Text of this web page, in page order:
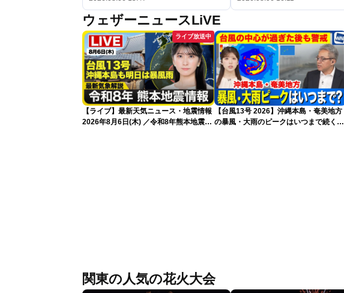
ウェザーニュースLiVE
ライブ放送中
【ライブ】最新天気ニュース・地震情報
2026年8月6日(木) ／令和8年熊本地震情
【台風13号 2026】沖縄本島・奄美地方
の暴風・大雨のピークはいつまで続く？
関東の人気の花火大会